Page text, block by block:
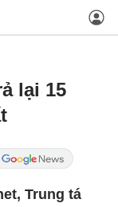
lại 15
Trung tá